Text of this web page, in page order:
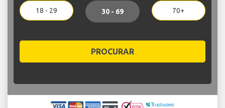
18 - 29 30 - 69 70+
PROCURAR